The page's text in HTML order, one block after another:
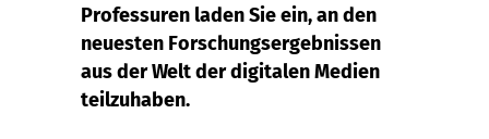
Professuren laden Sie ein, an den
neuesten Forschungsergebnissen
aus der Welt der digitalen Medien
teilzuhaben.